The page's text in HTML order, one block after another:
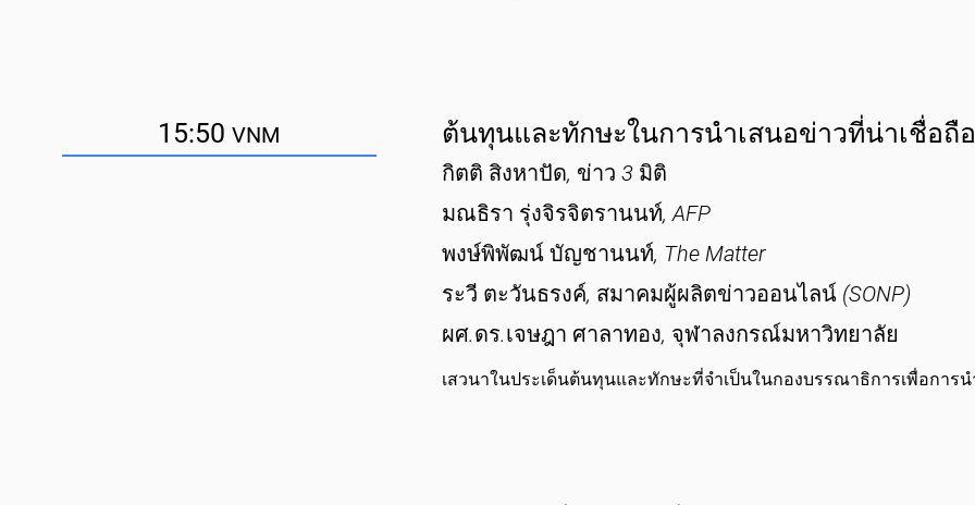
15:50VNM ต้นทุนและทักษะในการนำเสนอข่าวที่น่าเชื่อถือ
กิตติ สิงหาปัด, ข่าว 3 มิติ
มณธิรา รุ่งจิรจิตรานนท์, AFP
พงษ์พิพัฒน์ บัญชานนท์, The Matter
ระวี ตะวันธรงค์, สมาคมผู้ผลิตข่าวออนไลน์ (SONP)
ผศ.ดร.เจษฎา ศาลาทอง, จุฬาลงกรณ์มหาวิทยาลัย
เสวนาในประเด็นต้นทุนและทักษะที่จำเป็นในกองบรรณาธิการเพื่อการ